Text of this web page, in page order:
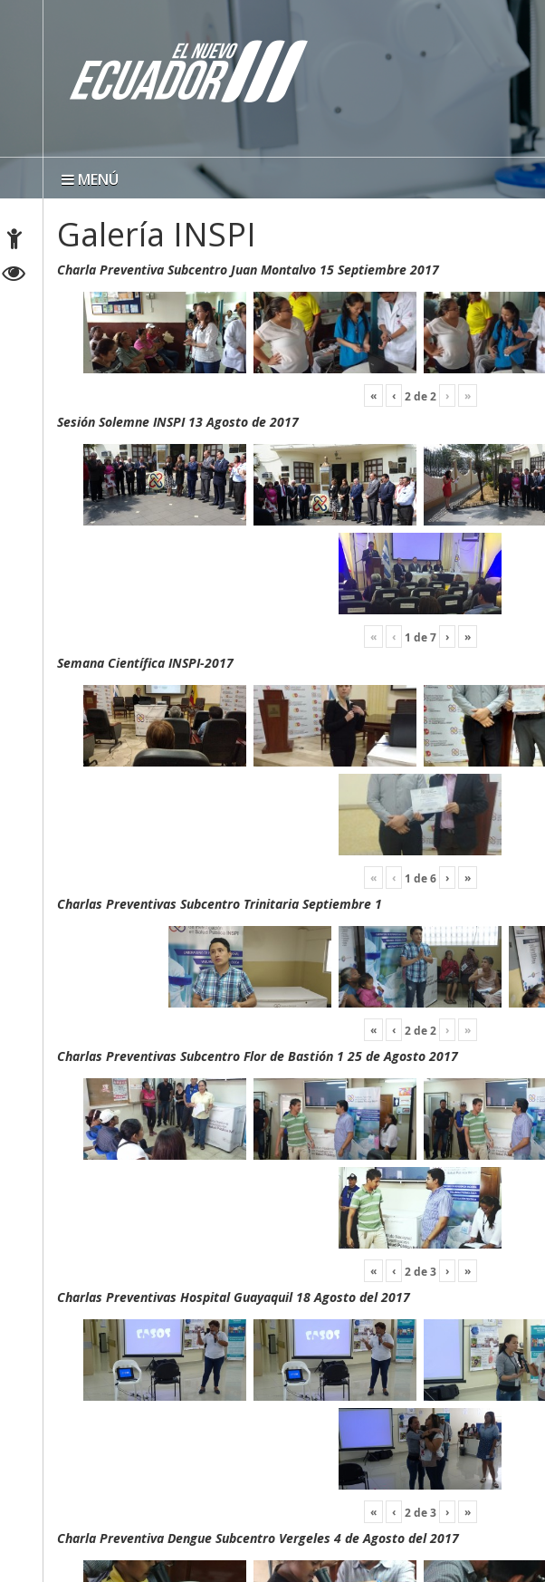
MENÚ
Galería INSPI
Charla Preventiva Subcentro Juan Montalvo 15 Septiembre 2017
« ‹ 2de2 › »
Sesión Solemne INSPI 13 Agosto de 2017
« ‹ 1 de7 › »
Semana Científica INSPI-2017
« ‹ 1 de6 › »
Charlas Preventivas Subcentro Trinitaria Septiembre 1
« ‹ 2de2 › »
Charlas Preventivas Subcentro Flor de Bastión 1 25 de Agosto 2017
« ‹ 2de3 › »
Charlas Preventivas Hospital Guayaquil 18 Agosto del 2017
« ‹ 2de3 › »
Charla Preventiva Dengue Subcentro Vergeles 4 de Agosto del 2017